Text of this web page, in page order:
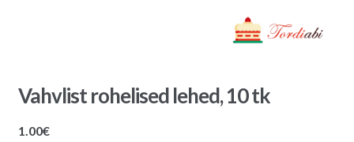
Vahvlist rohelised lehed, 10 tk
1.00€